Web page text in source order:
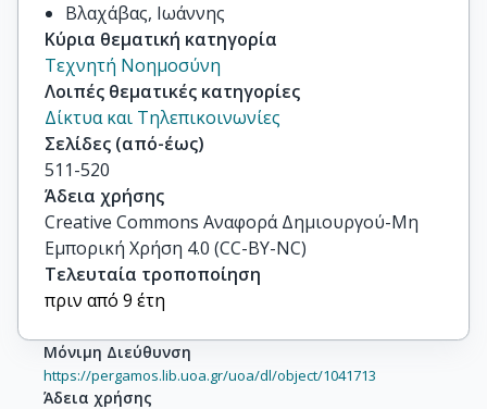
Βλαχάβας, Ιωάννης
Κύρια θεματική κατηγορία
Τεχνητή Νοημοσύνη
Λοιπές θεματικές κατηγορίες
Δίκτυα και Τηλεπικοινωνίες
Σελίδες (από-έως)
511-520
Άδεια χρήσης
Creative Commons Αναφορά Δημιουργού-Μη
Εμπορική Χρήση 4.0 (CC-BY-NC)
Τελευταία τροποποίηση
πριν από 9 έτη
Μόνιμη Διεύθυνση
https://pergamos.lib.uoa.gr/uoa/dl/object/1041713
Άδεια χρήσης